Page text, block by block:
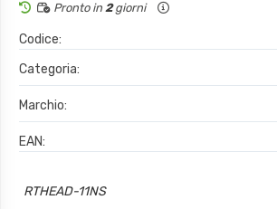
Pronto in 2giorni
Codice:
Categoria:
Marchio:
EAN:
RTHEAD-11NS